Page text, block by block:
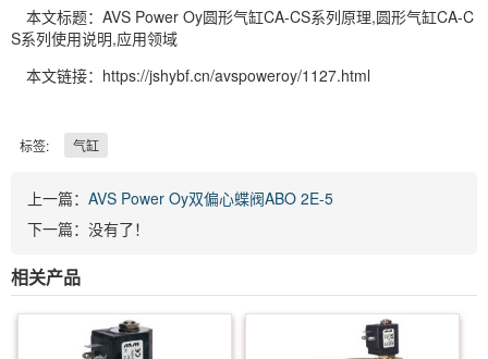
本文标题：AVS Power Oy圆形气缸CA-CS系列原理,圆形气缸CA-C
S系列使用说明,应用领域
本文链接：https://jshybf.cn/avspoweroy/1127.html
标签: 气缸
上一篇： AVS Power Oy双偏心蝶阀ABO 2E-5
下一篇：没有了！
相关产品